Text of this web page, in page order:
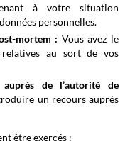
à votre situation
personnelles.
mortem : Vous avez le
au sort de vos
de l’autorité de
un recours auprès
être exercés :